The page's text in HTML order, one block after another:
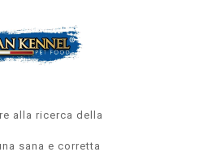
alla ricerca della
sana e corretta